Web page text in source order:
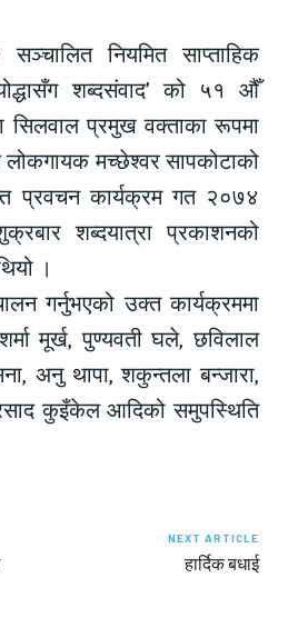
सञ्चालित नियमित साप्ताहिक
शब्दसंवाद’ को ५१ औँ
सिलवाल प्रमुख वक्ताका रूपमा
मच्छेश्वर सापकोटाको
प्रवचन कार्यक्रम गत २०७४
शब्दयात्रा प्रकाशनको
।
गर्नुभएको उक्त कार्यक्रममा
मूर्ख, पुण्यवती घले, छविलाल
अनु थापा, शकुन्तला बन्जारा,
कुइँकेल आदिको समुपस्थिति
NEXT ARTICLE
हार्दिक बधाई